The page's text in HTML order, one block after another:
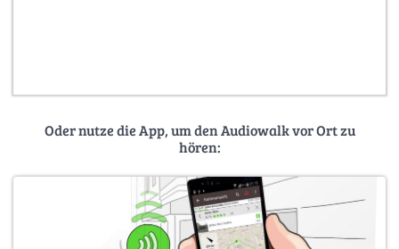
Oder nutze die App, um den Audiowalk vor Ort zu
hören: